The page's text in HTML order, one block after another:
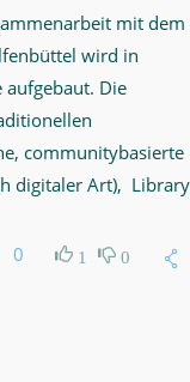
mit dem
wird in
Die
communitybasierte
digitaler Art), Library
0
1 0